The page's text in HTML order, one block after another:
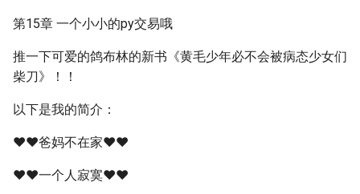
第15章 一个小小的py交易哦
推一下可爱的鸽布林的新书《黄毛少年必不会被病态少女们
柴刀》！！
以下是我的简介：
❤❤爸妈不在家❤❤
❤❤一个人寂寞❤❤